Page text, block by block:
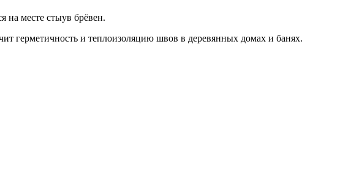
на месте стыув брёвен.
герметичность и теплоизоляцию швов в деревянных домах и банях.